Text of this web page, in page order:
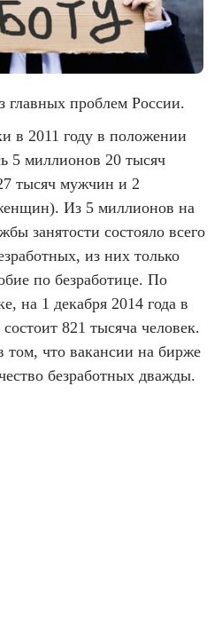
главных проблем России.
в 2011 году в положении
5 миллионов 20 тысяч
тысяч мужчин и 2
Из 5 миллионов на
занятости состояло всего
из них только
по безработице. По
на 1 декабря 2014 года в
821 тысяча человек.
том, что вакансии на бирже
безработных дважды.